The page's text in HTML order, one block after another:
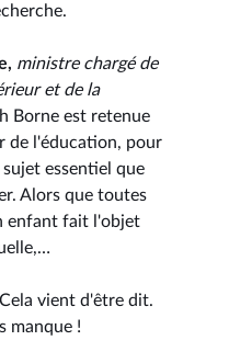
ministre chargé de
et de la
Borne est retenue
de l'éducation, pour
essentiel que
Alors que toutes
enfant fait l'objet
Cela vient d'être dit.
manque !